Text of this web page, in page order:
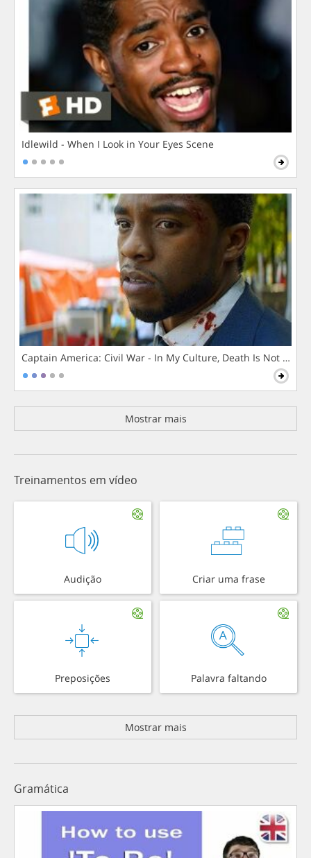
Idlewild - When I Look in Your Eyes Scene
Captain America: Civil War - In My Culture, Death Is Not The
Mostrar mais
Treinamentos em vídeo
Audição Criar uma frase
Preposições Palavra faltando
Mostrar mais
Gramática